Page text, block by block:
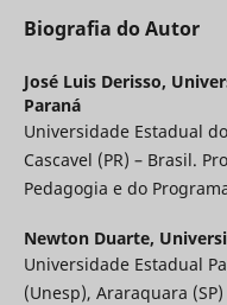
Biografia do Autor
José Luis Derisso,
Paraná
Universidade Estadual
Cascavel (PR) – Brasil.
Pedagogia e do
Newton Duarte,
Universidade Estadual
(Unesp), Araraquara